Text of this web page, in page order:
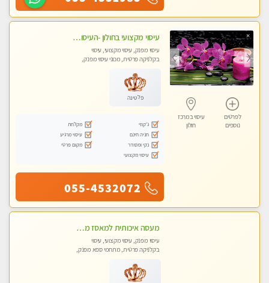
לפרטים
נוספים
עיסוי במרכז
חולון
עיסוי מקצועי בחולון -העיסוי הכי טוב בעיר אצלי רוצה לבוא ? תתקשר
עיסוי מפנק, עיסוי מקצועי, עיסוי
בקלניקה פרטית, מכוני עיסוי מפנק,
פלטינה
ג'קוזי
מקלחת
חניה חינם
עיסוי מרגיע
נקי ומסודר
מקום פרטי
עיסוי מקצועי
055-4532072
מעסה איכותית למאסז מקצועי ומפנק לכל שרירי הגוף
עיסוי מפנק, עיסוי מקצועי, עיסוי
בקלניקה פרטית, מתחמי ספא מפנק,